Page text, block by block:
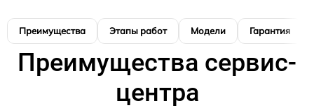
Преимущества Этапы работ Модели Гарантия
Преимущества сервис-
центра